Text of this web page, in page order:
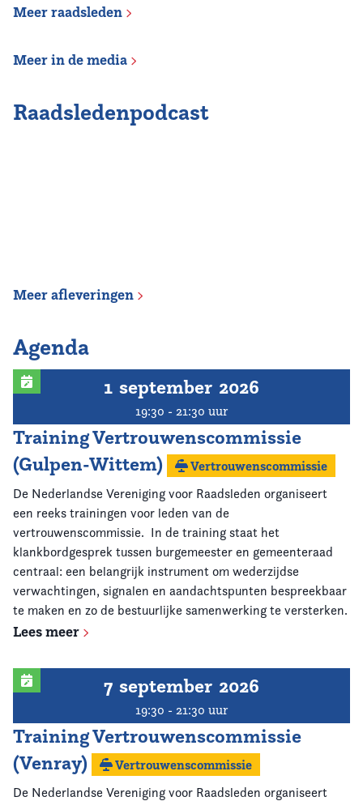
Meer raadsleden
Meer in de media
Raadsledenpodcast
Meer afleveringen
Agenda
1 september 2026
19:30 - 21:30 uur
Training Vertrouwenscommissie
(Gulpen-Wittem)
Vertrouwenscommissie
De Nederlandse Vereniging voor Raadsleden organiseert
een reeks trainingen voor leden van de
vertrouwenscommissie. In de training staat het
klankbordgesprek tussen burgemeester en gemeenteraad
centraal: een belangrijk instrument om wederzijdse
verwachtingen, signalen en aandachtspunten bespreekbaar
te maken en zo de bestuurlijke samenwerking te versterken.
Lees meer
7 september 2026
19:30 - 21:30 uur
Training Vertrouwenscommissie
(Venray)
Vertrouwenscommissie
De Nederlandse Vereniging voor Raadsleden organiseert